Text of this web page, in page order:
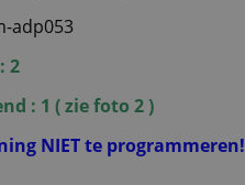
adp053
2
: 1 ( zie foto 2 )
NIET te programmeren!